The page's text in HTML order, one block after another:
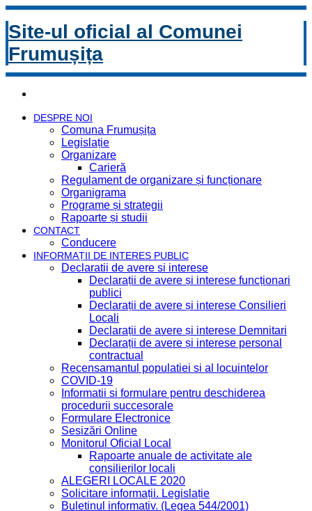
Site-ul oficial al Comunei
Frumușița
DESPRE NOI
Comuna Frumușița
Legislație
Organizare
Carieră
Regulament de organizare și funcționare
Organigrama
Programe și strategii
Rapoarte și studii
CONTACT
Conducere
INFORMAȚII DE INTERES PUBLIC
Declaratii de avere si interese
Declarații de avere și interese funcționari
publici
Declarații de avere și interese Consilieri
Locali
Declarații de avere și interese Demnitari
Declarații de avere și interese personal
contractual
Recensamantul populatiei si al locuintelor
COVID-19
Informatii si formulare pentru deschiderea
procedurii succesorale
Formulare Electronice
Sesizări Online
Monitorul Oficial Local
Rapoarte anuale de activitate ale
consilierilor locali
ALEGERI LOCALE 2020
Solicitare informații. Legislație
Buletinul informativ. (Legea 544/2001)